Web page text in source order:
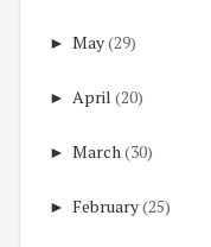
► May(29)
► April (20)
► March (30)
► February(25)